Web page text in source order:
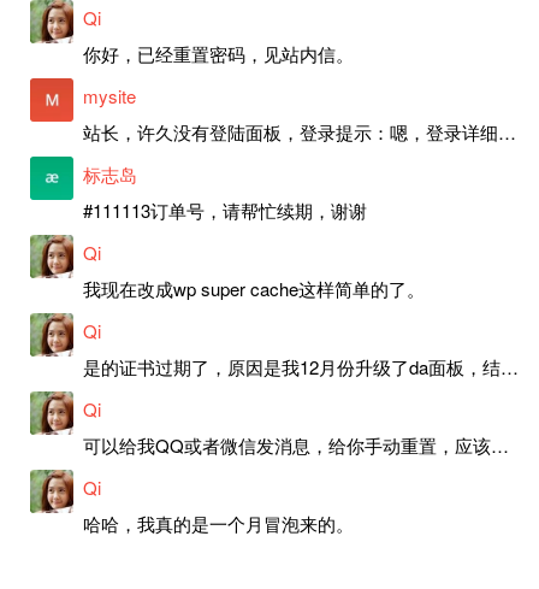
Qi
你好，已经重置密码，见站内信。
mysite
站长，许久没有登陆面板，登录提示：嗯，登录详细信息似乎不正确。请重试。 网站还可以正常使用。如果是密码问题请帮忙重置一下密码。谢谢。订单号：97790，账号：aa20210950。 站长，提交了工单，你回复续期成功，不过我的问题是面部登陆信息有问题，一直是初始密码，现在无法登陆，有时间麻烦排查一下。
标志岛
#111113订单号，请帮忙续期，谢谢
Qi
我现在改成wp super cache这样简单的了。
Qi
是的证书过期了，原因是我12月份升级了da面板，结果后台证书就不更新了，目前还在排查问题。切换PHP版本现在没有了，因为DA新版不支持。
Qi
可以给我QQ或者微信发消息，给你手动重置，应该是服务器插件有问题了，这个wp的主题太老了，导致现在好多的问题，网站的签到功能也是因为这个原因导致的。
Qi
哈哈，我真的是一个月冒泡来的。